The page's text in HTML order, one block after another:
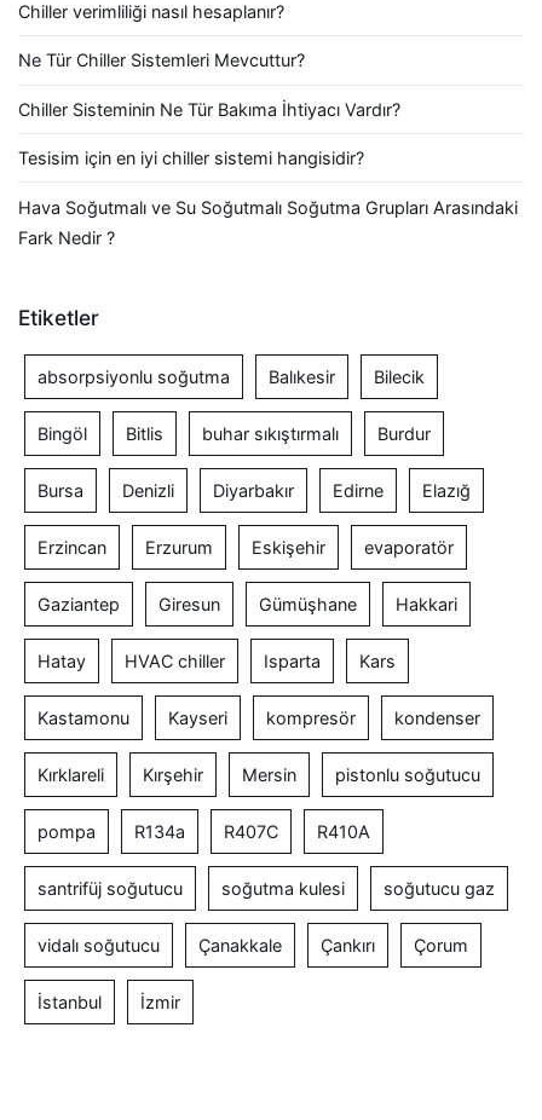
Chiller verimliliği nasıl hesaplanır?
Ne Tür Chiller Sistemleri Mevcuttur?
Chiller Sisteminin Ne Tür Bakıma İhtiyacı Vardır?
Tesisim için en iyi chiller sistemi hangisidir?
Hava Soğutmalı ve Su Soğutmalı Soğutma Grupları Arasındaki
Fark Nedir ?
Etiketler
absorpsiyonlu soğutma Balıkesir Bilecik
Bingöl Bitlis buhar sıkıştırmalı Burdur
Bursa Denizli Diyarbakır Edirne Elazığ
Erzincan Erzurum Eskişehir evaporatör
Gaziantep Giresun Gümüşhane Hakkari
Hatay HVAC chiller Isparta Kars
Kastamonu Kayseri kompresör kondenser
Kırklareli Kırşehir Mersin pistonlu soğutucu
pompa R134a R407C R410A
santrifüj soğutucu soğutma kulesi soğutucu gaz
vidalı soğutucu Çanakkale Çankırı Çorum
İstanbul İzmir